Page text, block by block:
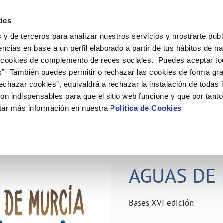
y de terceros para analizar nuestros servicios y mostrarte
en base a un perfil elaborado a partir de tus hábitos de
de complemento de redes sociales. Puedes aceptar
También puedes permitir o rechazar las cookies de forma
cookies”, equivaldrá a rechazar la instalación de todas
indispensables para que el sitio web funcione y que por
más información en nuestra Política de Cookies
de titular
de suministro
MODIFICACIÓN DE DATOS
Actualizar datos bancários
Actualizar datos de
VER TODAS LAS GESTIONES
Tu Servicio
AL CLIENTE
contacto
COMPROMISO DE SERVICIO
Carta de compromisos
Customer Counsel (Defensa del
Tu Agua
del agua
consumidor
CUIDADOS DEL AGUA
Consejos de ahorro
Depósitos comunitarios
comunitarios
Conócenos
DE GESTIÓN Y CERTIFICADOS
PERFIL DEL CONTRATANTE
Plataforma de contratación del
público
Licitaciones en curso
AGUAS
Bases XVI edición